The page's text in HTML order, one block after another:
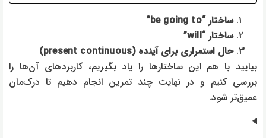
ساختار “be going to”
ساختار “will”
حال استمراری برای آینده (present continuous)
بیایید با هم این ساختارها را یاد بگیریم، کاربردهای آن‌ها را
بررسی کنیم و در نهایت چند تمرین انجام دهیم تا درک‌مان
عمیق‌تر شود.